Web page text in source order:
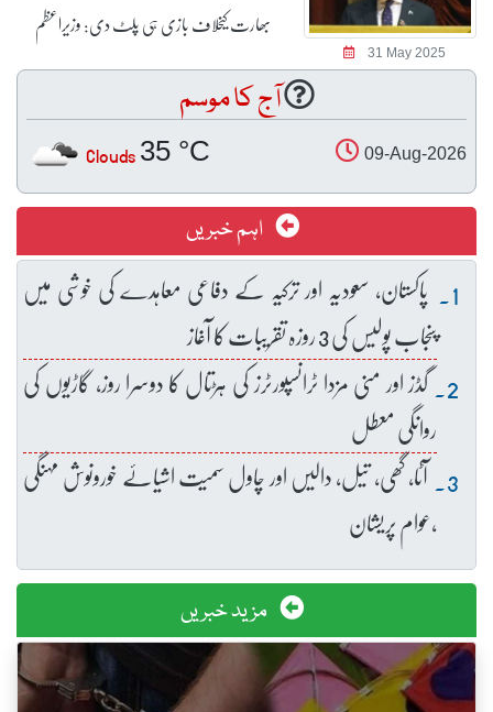
31 May 2025
بھارت کیخلاف بازی ہی پلٹ دی: وزیراعظم
آج کا موسم
09-Aug-2026
35 °C
Clouds
اہم خبریں
پاکستان، سعودیہ اور ترکیہ کے دفاعی معاہدے کی خوشی میں
پنجاب پولیس کی 3 روزہ تقریبات کا آغاز
گڈز اور منی مزدا ٹرانسپورٹرز کی ہڑتال کا دوسرا روز، گاڑیوں کی
روانگی معطل
آٹا، گھی، تیل، دالیں اور چاول سمیت اشیائے خورونوش مہنگی
،عوام پریشان
مزید خبریں